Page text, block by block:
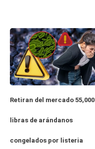
Retiran del mercado 55,000
libras de arándanos
congelados por listeria